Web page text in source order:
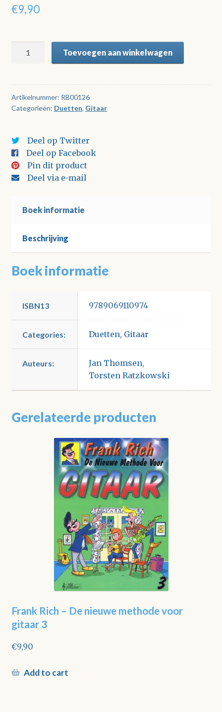
€9,90
Latin
aantal
Toevoegen aan winkelwagen
Artikelnummer: RB00126
Categorieën: Duetten, Gitaar
Deel op Twitter
Deel op Facebook
Pin dit product
Deel via e-mail
Boek informatie
Beschrijving
Boek informatie
ISBN13 9789069110974
Categories: Duetten, Gitaar
Auteurs: Jan Thomsen,
Torsten Ratzkowski
Gerelateerde producten
Frank Rich – De nieuwe methode voor
gitaar 3
€9,90
Add to cart